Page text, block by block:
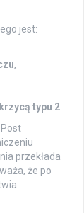
jest:
,
typu 2
. Post
przekłada
że po